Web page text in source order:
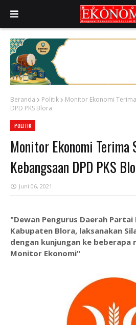
Beranda Politik
Monitor Ekonomi
DPD PKS Blora
POLITIK
Monitor Ekonomi
Kebangsaan DPD PKS
Juni 06, 2021
"Dewan Pengurus Daerah
Kabupaten Blora, laksanakan
dengan kunjungan ke beberapa
Monitor Ekonomi"